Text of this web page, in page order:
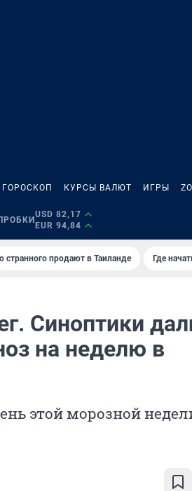
ГОРОСКОП КУРСЫ ВАЛЮТ ИГРЫ
USD 82,17
EUR 94,84
странного продают в Таиланде Где
Синоптики
на неделю в
этой морозной